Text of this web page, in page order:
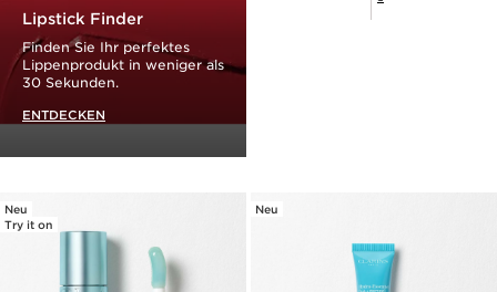
Lipstick Finder
Finden Sie Ihr perfektes
Lippenprodukt in weniger als
30 Sekunden.
ENTDECKEN
Neu
Try it on
Neu